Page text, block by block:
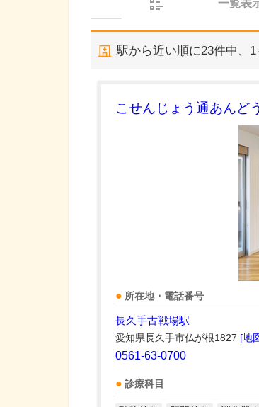
一覧表
駅から近い順に23件中、
こせんじょう通あんど
所在地・電話番号
長久手古戦場駅
愛知県長久手市仏が根1827 [地
0561-63-0700
診療科目